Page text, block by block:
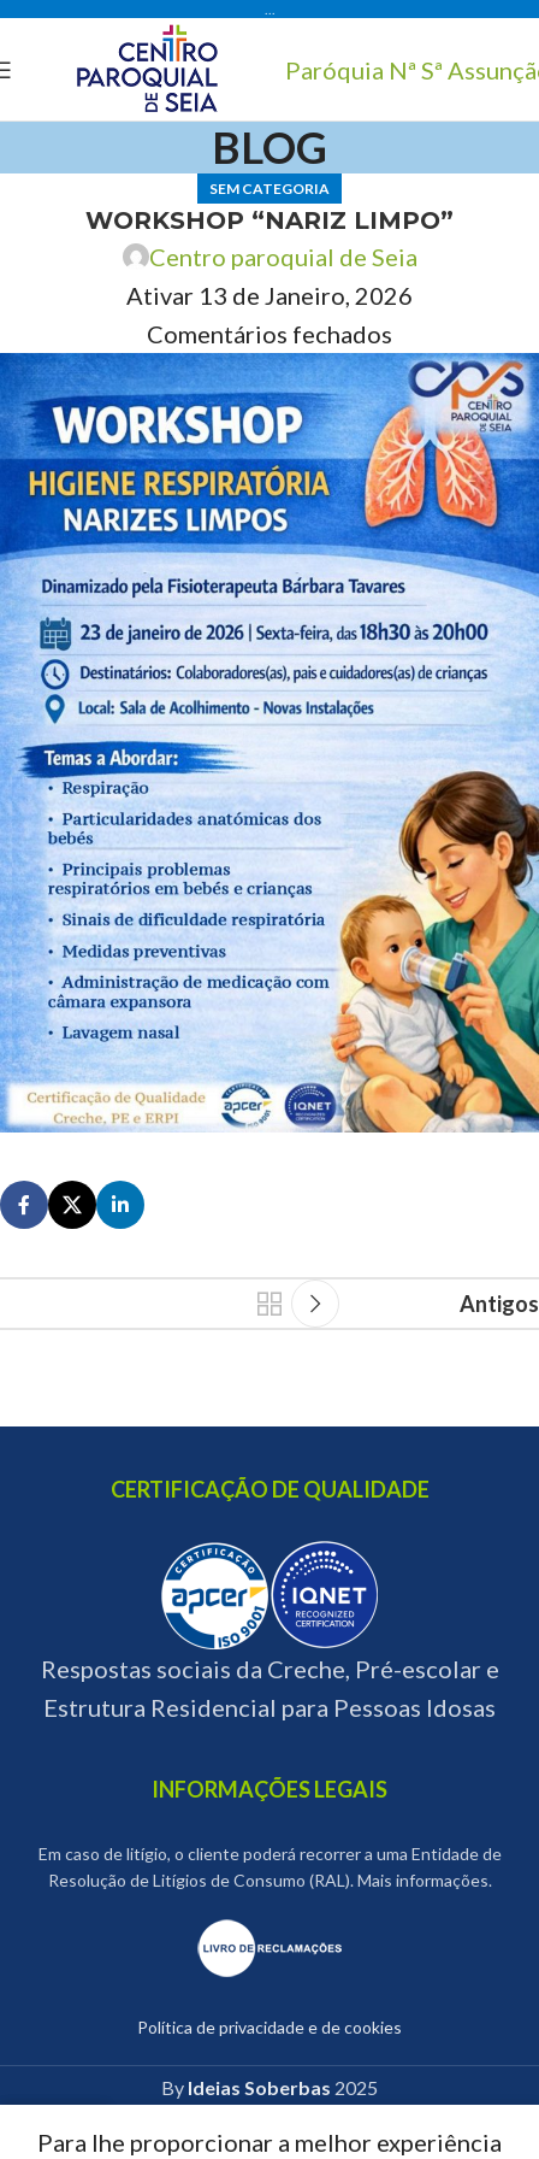
Paróquia Nª Sª
BLOG
SEM CATEGORIA
WORKSHOP “NARIZ LIMPO”
Centro paroquial de Seia
Ativar 13 de Janeiro, 2026
Comentários fechados
Antigos
CERTIFICAÇÃO DE QUALIDADE
Respostas sociais da Creche, Pré-escolar e
Estrutura Residencial para Pessoas Idosas
INFORMAÇÕES LEGAIS
Em caso de litígio, o cliente poderá recorrer a uma Entidade de
Resolução de Litígios de Consumo (RAL). Mais informações.
Política de privacidade e de cookies
By Ideias Soberbas 2025
Para lhe proporcionar a melhor experiência
Inscrições
Contactos
Notícias